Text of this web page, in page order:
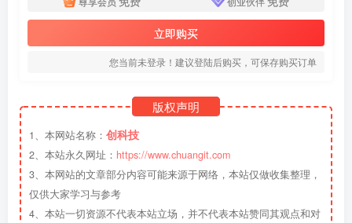
立即购买
您当前未登录！建议登陆后购买，可保存购买订单
版权声明
1、本网站名称： 创科技
2、本站永久网址： https://www.chuangit.com
3、本网站的文章部分内容可能来源于网络，本站仅做收集整理，
仅供大家学习与参考
4、本站一切资源不代表本站立场，并不代表本站赞同其观点和对